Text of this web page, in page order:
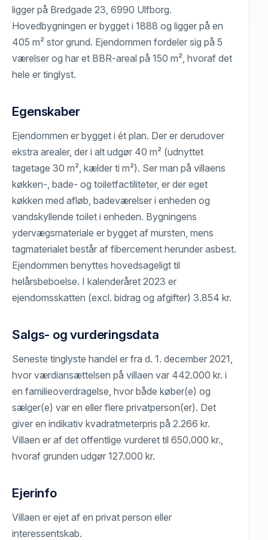
ligger på Bredgade 23, 6990 Ulfborg.
Hovedbygningen er bygget i 1888 og ligger på en
405 m² stor grund. Ejendommen fordeler sig på 5
værelser og har et BBR-areal på 150 m², hvoraf det
hele er tinglyst.
Egenskaber
Ejendommen er bygget i ét plan. Der er derudover
ekstra arealer, der i alt udgør 40 m² (udnyttet
tagetage 30 m², kælder ti m²). Ser man på villaens
køkken-, bade- og toiletfactiliteter, er der eget
køkken med afløb, badeværelser i enheden og
vandskyllende toilet i enheden. Bygningens
ydervægsmateriale er bygget af mursten, mens
tagmaterialet består af fibercement herunder asbest.
Ejendommen benyttes hovedsageligt til
helårsbeboelse. I kalenderåret 2023 er
ejendomsskatten (excl. bidrag og afgifter) 3.854 kr.
Salgs- og vurderingsdata
Seneste tinglyste handel er fra d. 1. december 2021,
hvor værdiansættelsen på villaen var 442.000 kr. i
en familieoverdragelse, hvor både køber(e) og
sælger(e) var en eller flere privatperson(er). Det
giver en indikativ kvadratmeterpris på 2.266 kr.
Villaen er af det offentlige vurderet til 650.000 kr.,
hvoraf grunden udgør 127.000 kr.
Ejerinfo
Villaen er ejet af en privat person eller
interessentskab.